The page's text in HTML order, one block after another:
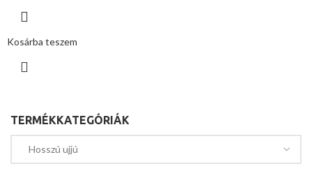
TERMÉKKATEGÓRIÁK
Kosárba teszem